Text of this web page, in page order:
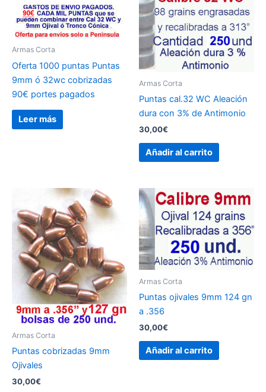
Armas Corta
Oferta 1000 puntas Puntas
9mm ó 32wc cobrizadas
90€ portes pagados
Leer más
Armas Corta
Puntas cal.32 WC Aleación
dura con 3% de Antimonio
30,00€
Añadir al carrito
Armas Corta
Puntas cobrizadas 9mm
Ojivales
30,00€
Armas Corta
Puntas ojivales 9mm 124 gn
a .356
30,00€
Añadir al carrito